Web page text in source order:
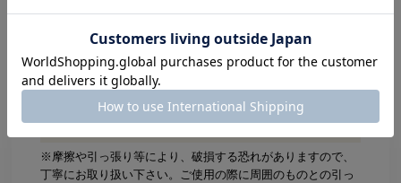
ニッケルフリー加工
ATTENTION
※摩擦や引っ張り等により、破損する恐れがありますので、
丁寧にお取り扱い下さい。ご使用の際に周囲のものとの引っ